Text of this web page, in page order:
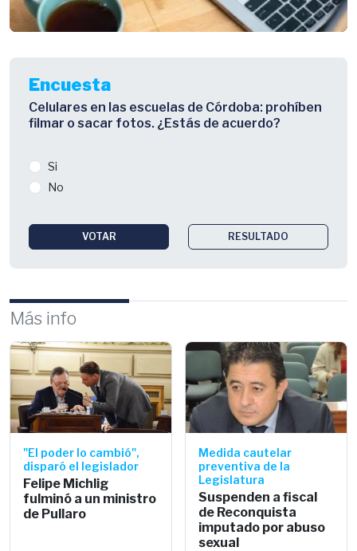
Encuesta
Celulares en las escuelas de Córdoba: prohíben
filmar o sacar fotos. ¿Estás de acuerdo?
Si
No
VOTAR RESULTADO
Más info
"El poder lo cambió",
disparó el legislador
Felipe Michlig
fulminó a un ministro
de Pullaro
Medida cautelar
preventiva de la
Legislatura
Suspenden a fiscal
de Reconquista
imputado por abuso
sexual